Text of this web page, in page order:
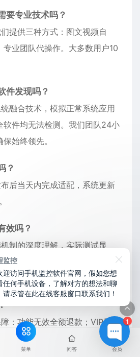
要专业技术吗？
提供三种方式：图文视频自
业团队代操作。大多数用户10
件发现吗？
融合技术，模拟正常系统应用
软件均无法检测。我们团队24小
始终领先。
？
后当天内完成适配，系统更新
效吗？
制的深度理解，实际测试显
本信息恢复率超过98%，照片
。
：功能无效全额退款；VIP用户
小时技术咨询。已服务全球数万
菜单 问答 会员
1
监控
迎访问手机监控软件官网，假如您想
任何手机设备，了解对方的想法和聊
请尽管在此在线客服窗口联系我们！